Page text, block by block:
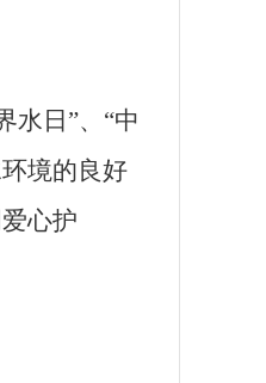
水日 ”、 “中
境的良好
心护